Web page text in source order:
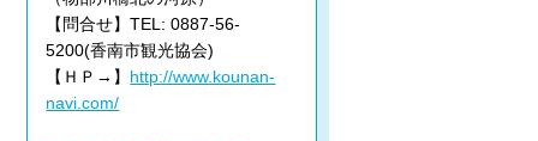
【問合せ】TEL: 0887-56-
5200(香南市観光協会)
【ＨＰ→】 http://www.kounan-
navi.com/